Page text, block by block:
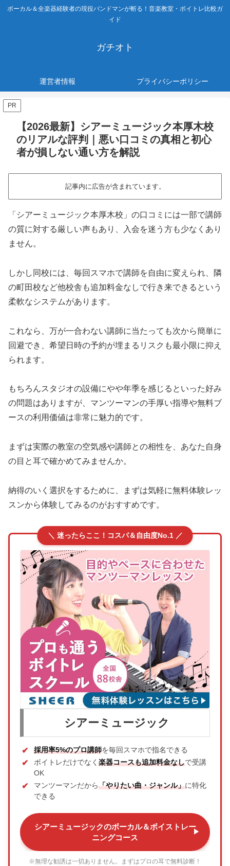
ボーカル＆全楽器経験者の現役バンドマンが斬る！音楽教室・ボイトレ比較ガ
イド
ガチオト
運営者情報 プライバシーポリシー
PR
【2026最新】シアーミュージック本厚木校
のリアルな評判｜悪い口コミの真相と初心
者が損しない通い方を解説
記事内に広告が含まれています。
「シアーミュージック本厚木校」の口コミには一部で講師
の質に対する厳しい声もあり、入会を迷う方も少なくあり
ません。
しかし同校には、毎回スマホで講師を自由に変えられ、隣
の町田校など他校舎も追加料金なしで行き来できるという
柔軟なシステムがあります。
これなら、万が一合わない講師に当たっても次から簡単に
回避でき、希望日時の予約が埋まるリスクも最小限に抑え
られます。
もちろんスタジオの設備にやや年季を感じるといった好み
の問題はありますが、マンツーマンの手厚い指導や無料ブ
ースの利用価値は非常に魅力的です。
まずは実際の教室の空気感や講師との相性を、あなた自身
の目と耳で確かめてみませんか。
納得のいく選択をするために、まずは気軽に無料体験レッ
スンから体験してみるのがおすすめです。
＼ 迷ったらここ！コスパ＆自由度No.1 ／
シアーミュージック
採用率5%のプロ講師を毎回スマホで指名できる
ボイトレだけでなく 楽器コースも追加料金なしで受講
OK
マンツーマンだから「やりたい曲・ジャンル」に特化
できる
シアーミュージックのボーカル＆ボイストレー
ニングコース
※無理な勧誘は一切ありません。まずはプロの耳で無料診断！